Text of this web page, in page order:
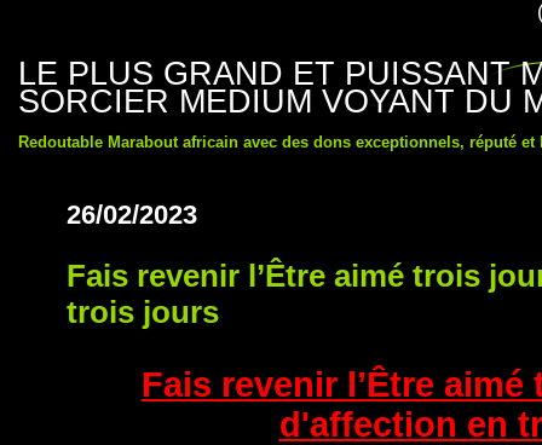
LE PLUS GRAND ET PUISSANT
SORCIER MEDIUM VOYANT DU
Redoutable Marabout africain avec des dons exceptionnels, réputé et
26/02/2023
Fais revenir l’Être aimé trois
trois jours
Fais revenir l’Être
d'affection en